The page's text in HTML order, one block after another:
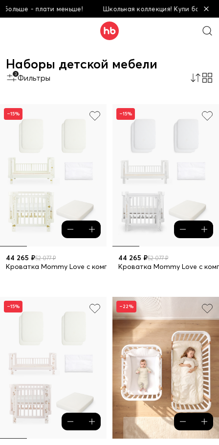
плати меньше! Школьная коллекция! Купи больше - плати
Наборы детской мебели
3 Фильтры
–15%
44 265 ₽52 077 ₽
Кроватка Mommy Love с комплектом 5 в 1
–15%
44 265 ₽52 077 ₽
Кроватка Mommy Love с
–15% –22%